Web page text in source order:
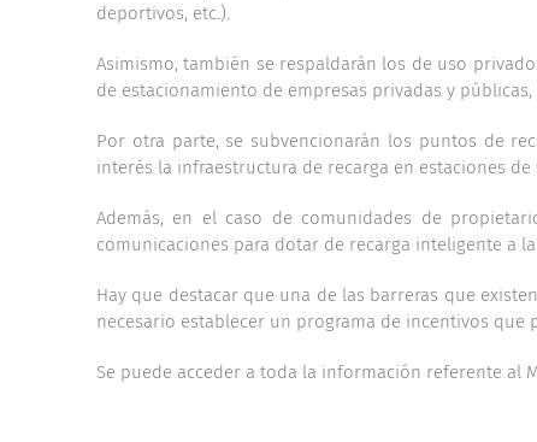
deportivos, etc.).
Asimismo, también se respaldarán los de uso
de estacionamiento de empresas privadas y
Por otra parte, se subvencionarán los puntos de
interés la infraestructura de recarga en estaciones de
Además, en el caso de comunidades de
comunicaciones para dotar de recarga inteligente a
Hay que destacar que una de las barreras que
necesario establecer un programa de incentivos
Se puede acceder a toda la información referente al